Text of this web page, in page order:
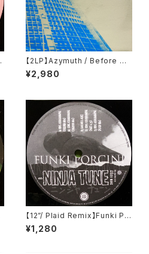
【2LP】Azymuth / Before We
Forget (Far Out Recording
s) (FARO 046DLP)
¥2,980
【12”/ Plaid Remix】Funki Po
rcini / King Ashabanapal (N
inja Tune) (zen 1237)
¥1,280